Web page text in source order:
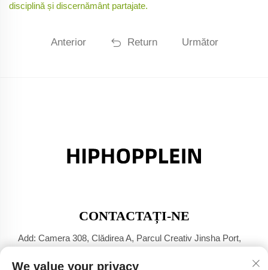
disciplină și discernământ partajate.
Anterior Return Următor
CONTACTAȚI-NE
Add: Camera 308, Clădirea A, Parcul Creativ Jinsha Port,
We value your privacy